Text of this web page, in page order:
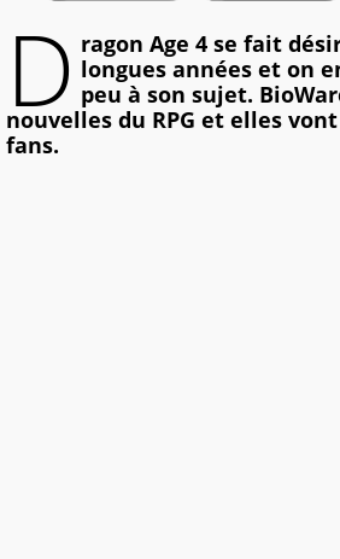
D ragon Age 4 se fait
longues années et on
peu à son sujet.
nouvelles du RPG et elles
fans.